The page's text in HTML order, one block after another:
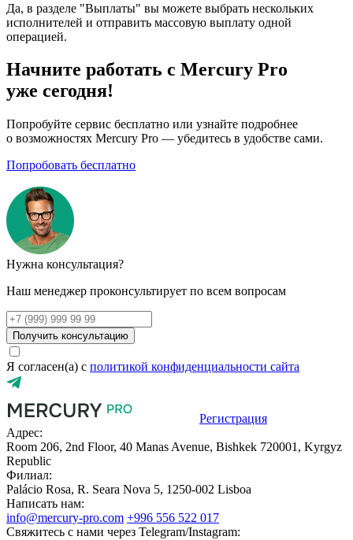
Да, в разделе "Выплаты" вы можете выбрать нескольких
исполнителей и отправить массовую выплату одной
операцией.
Начните работать с Mercury Pro
уже сегодня!
Попробуйте сервис бесплатно или узнайте подробнее
о возможностях Mercury Pro — убедитесь в удобстве сами.
Попробовать бесплатно
Нужна консультация?
Наш менеджер проконсультирует по всем вопросам
Получить консультацию
Я согласен(а) с политикой конфиденциальности сайта
Регистрация
Адрес:
Room 206, 2nd Floor, 40 Manas Avenue, Bishkek 720001, Kyrgyz
Republic
Филиал:
Palácio Rosa, R. Seara Nova 5, 1250-002 Lisboa
Написать нам:
info@mercury-pro.com +996 556 522 017
Свяжитесь с нами через Telegram/Instagram: